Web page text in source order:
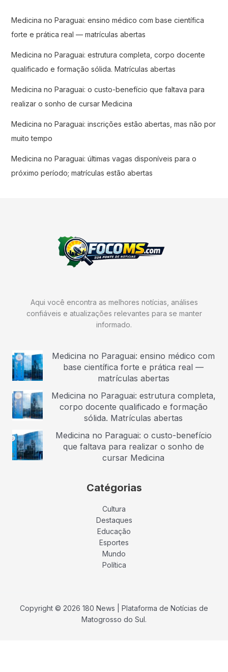
Medicina no Paraguai: ensino médico com base científica
forte e prática real — matrículas abertas
Medicina no Paraguai: estrutura completa, corpo docente
qualificado e formação sólida. Matrículas abertas
Medicina no Paraguai: o custo-benefício que faltava para
realizar o sonho de cursar Medicina
Medicina no Paraguai: inscrições estão abertas, mas não por
muito tempo
Medicina no Paraguai: últimas vagas disponíveis para o
próximo período; matrículas estão abertas
Aqui você encontra as melhores notícias, análises
confiáveis e atualizações relevantes para se manter
informado.
Medicina no Paraguai: ensino médico com
base científica forte e prática real —
matrículas abertas
Medicina no Paraguai: estrutura completa,
corpo docente qualificado e formação
sólida. Matrículas abertas
Medicina no Paraguai: o custo-benefício
que faltava para realizar o sonho de
cursar Medicina
Catégorias
Cultura
Destaques
Educação
Esportes
Mundo
Política
Copyright © 2026 180 News | Plataforma de Notícias de
Matogrosso do Sul.